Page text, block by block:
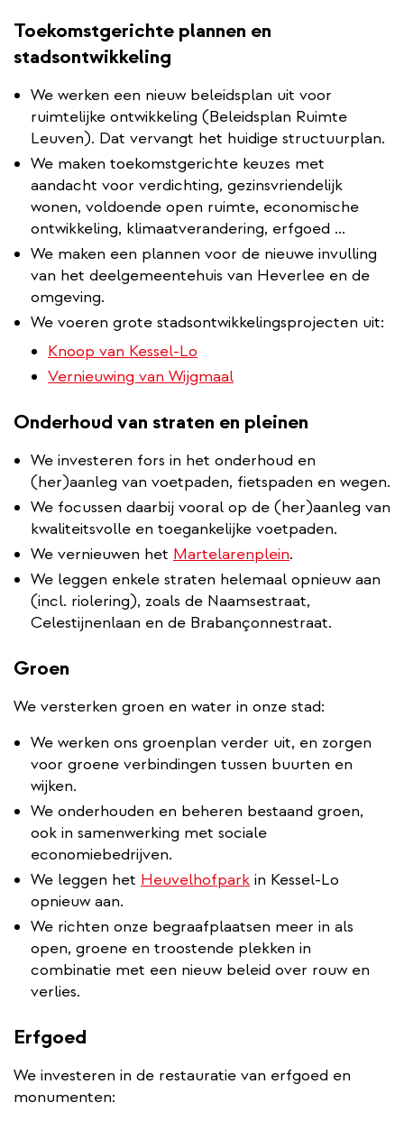
Toekomstgerichte plannen en
stadsontwikkeling
We werken een nieuw beleidsplan uit voor
ruimtelijke ontwikkeling (Beleidsplan Ruimte
Leuven). Dat vervangt het huidige structuurplan.
We maken toekomstgerichte keuzes met
aandacht voor verdichting, gezinsvriendelijk
wonen, voldoende open ruimte, economische
ontwikkeling, klimaatverandering, erfgoed ...
We maken een plannen voor de nieuwe invulling
van het deelgemeentehuis van Heverlee en de
omgeving.
We voeren grote stadsontwikkelingsprojecten uit:
Knoop van Kessel-Lo
Vernieuwing van Wijgmaal
Onderhoud van straten en pleinen
We investeren fors in het onderhoud en
(her)aanleg van voetpaden, fietspaden en wegen.
We focussen daarbij vooral op de (her)aanleg van
kwaliteitsvolle en toegankelijke voetpaden.
We vernieuwen het Martelarenplein.
We leggen enkele straten helemaal opnieuw aan
(incl. riolering), zoals de Naamsestraat,
Celestijnenlaan en de Brabançonnestraat.
Groen
We versterken groen en water in onze stad:
We werken ons groenplan verder uit, en zorgen
voor groene verbindingen tussen buurten en
wijken.
We onderhouden en beheren bestaand groen,
ook in samenwerking met sociale
economiebedrijven.
We leggen het Heuvelhofpark in Kessel-Lo
opnieuw aan.
We richten onze begraafplaatsen meer in als
open, groene en troostende plekken in
combinatie met een nieuw beleid over rouw en
verlies.
Erfgoed
We investeren in de restauratie van erfgoed en
monumenten: